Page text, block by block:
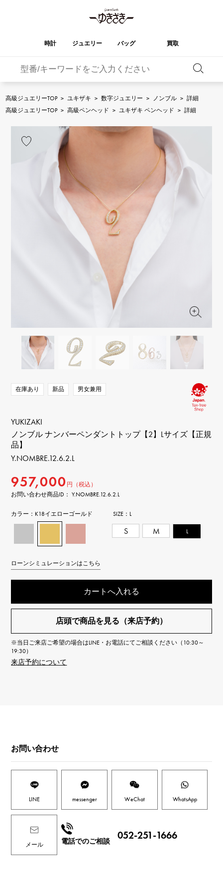
時計 ジュエリー バッグ 買取
OMEGA BREITLING
A.LANGE & SOHNE
ランゲ＆ゾーネ
Breguet
ブレゲ
PATEK PHILIPPE
パテック・フィリップ
FRANCK MULLER
フランク・ミュラー
RICHARD MILLE
リシャール・ミル
VACHERON
CONSTANTIN
ヴァシュロン・コンスタ
PANERAI
パネライ
AUDEMARS PIGUET JAEGER LE COULTRE
ジャガー・ルクルト
Cartier
DUNAMIS
デュナミス
TABLE CLOCK
置き時計
ヴィンテージウォッチ
YUKIZAKI
ジュエリー
ジュエリー
REGALIA
レガリア
DOUBLE TOP
ダブルトップ
YOBIKO
ヨビコ
NOMBRE
ノンブル
NOMBRE putite
ノンブルプティ
ALPHA
アルファ
ALPHA putite
アルファプティ エクラ
RICH CROSS
リッチクロス
TwinPinky
ツインピンキー
ETERNITY
エタニティ
YUKIZAKI BACHIKAN
オリジナルジュエリー一覧へ
バーキン オータクロア
ケリー ピコタンロック
ガーデンパーティー エブリン
チャーム
その他
エルメスバッグ
高級ジュエリーTOP > ユキザキ > 数字ジュエリー > ノンブル > 詳細
高級ジュエリーTOP > 高級ペンヘッド > ユキザキ ペンヘッド > 詳細
在庫あり 新品 男女兼用
YUKIZAKI
ノンブル ナンバーペンダントトップ【2】Lサイズ【正規
品】
Y.NOMBRE.12.6.2.L
957,000 円（税込）
お問い合わせ商品ID： Y.NOMBRE.12.6.2.L
カラー： K18イエローゴールド SIZE： L
S M L
ローンシミュレーションはこちら
カートへ入れる
店頭で商品を見る（来店予約）
※当日ご来店ご希望の場合はLINE・お電話にてご相談ください（10:30～
19:30）
来店予約について
お問い合わせ
LINE messenger WeChat WhatsApp
メール 電話でのご相談
052-251-1666